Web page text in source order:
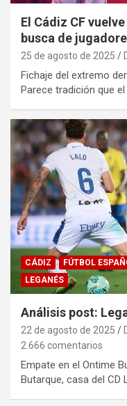
El Cádiz CF
busca de
25 de agosto de 2025
Fichaje del extremo
Parece tradición que
CÁDIZ FÚTBOL
LEGANÉS
Análisis post:
22 de agosto de 2025
2.666 comentarios
Empate en el Ontime
Butarque, casa del CD